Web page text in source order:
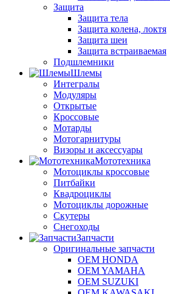
Защита
Защита тела
Защита колена, локтя
Защита шеи
Защита встраиваемая
Подшлемники
Шлемы
Интегралы
Модуляры
Открытые
Кроссовые
Мотарды
Мотогарнитуры
Визоры и аксессуары
Мототехника
Мотоциклы кроссовые
Питбайки
Квадроциклы
Мотоциклы дорожные
Скутеры
Снегоходы
Запчасти
Оригинальные запчасти
OEM HONDA
OEM YAMAHA
OEM SUZUKI